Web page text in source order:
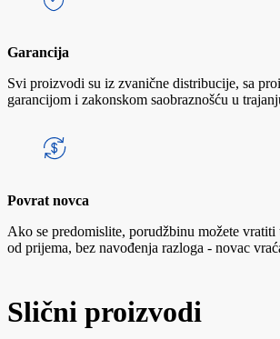
Garancija
Svi proizvodi su iz zvanične distribucije, sa
garancijom i zakonskom saobraznošću u
Povrat novca
Ako se predomislite, porudžbinu možete vratiti
od prijema, bez navođenja razloga - novac
Slični proizvodi